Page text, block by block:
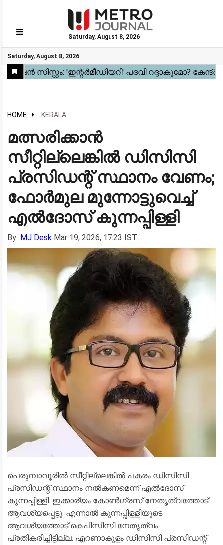
Saturday, August 8, 2026
Saturday, August 8, 2026
GO
Home
Kerala
National
Gulf
World
Sports
Movies
Health
Automobile
Travel
Education
Novel
Business
Technology
Webstory
HOME KERALA
മത്സരിക്കാൻ
സീറ്റില്ലെങ്കിൽ ഡിസിസി
പ്രസിഡന്റ് സ്ഥാനം വേണം;
ഫോർമുല മുന്നോട്ടുവെച്ച്
എൽദോസ് കുന്നപ്പിള്ളി
By MJ Desk Mar 19, 2026, 17:23 IST
പെരുമ്പാവൂരിൽ സീറ്റില്ലെങ്കിൽ പകരം ഡിസിസി
പ്രസിഡന്റ് സ്ഥാനം നൽകണമെന്ന് എൽദോസ്
കുന്നപ്പിള്ളി. ഇക്കാര്യം കോൺഗ്രസ് നേതൃത്വത്തോട്
ആവശ്യപ്പെട്ടു. എന്നാൽ കുന്നപ്പിള്ളിയുടെ
ആവശ്യത്തോട് കെപിസിസി നേതൃത്വം
പ്രതികരിച്ചിട്ടില്ല. എറണാകുളം ഡിസിസി പ്രസിഡന്റ്